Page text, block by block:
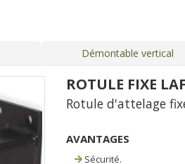
Démontable vertical
ROTULE FIXE
Rotule d'attelage
AVANTAGES
Sécurité.